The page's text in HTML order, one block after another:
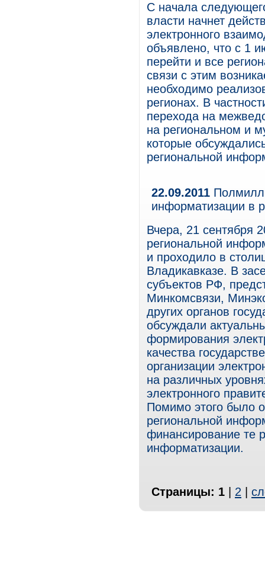
С начала
власти начнет
электронного
объявлено, что с 1
перейти и все
связи с этим
необходимо
регионах. В
перехода на
на региональном и
которые
региональной
22.09.2011
информатизации в
Вчера, 21 сентября
региональной
и проходило в
Владикавказе. В
субъектов РФ,
Минкомсвязи,
других органов
обсуждали
формирования
качества
организации
на различных
электронного
Помимо этого было
региональной
финансирование те
информатизации.
Страницы: 1 2